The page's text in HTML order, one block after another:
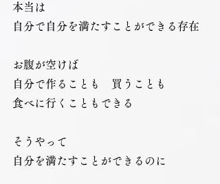
本当は
自分で自分を満たすことができる存在
お腹が空けば
自分で作ることも　買うことも
食べに行くこともできる
そうやって
自分を満たすことができるのに